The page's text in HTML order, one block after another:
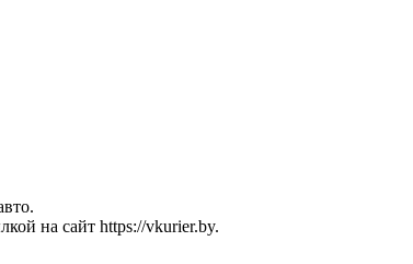
на сайт https://vkurier.by.